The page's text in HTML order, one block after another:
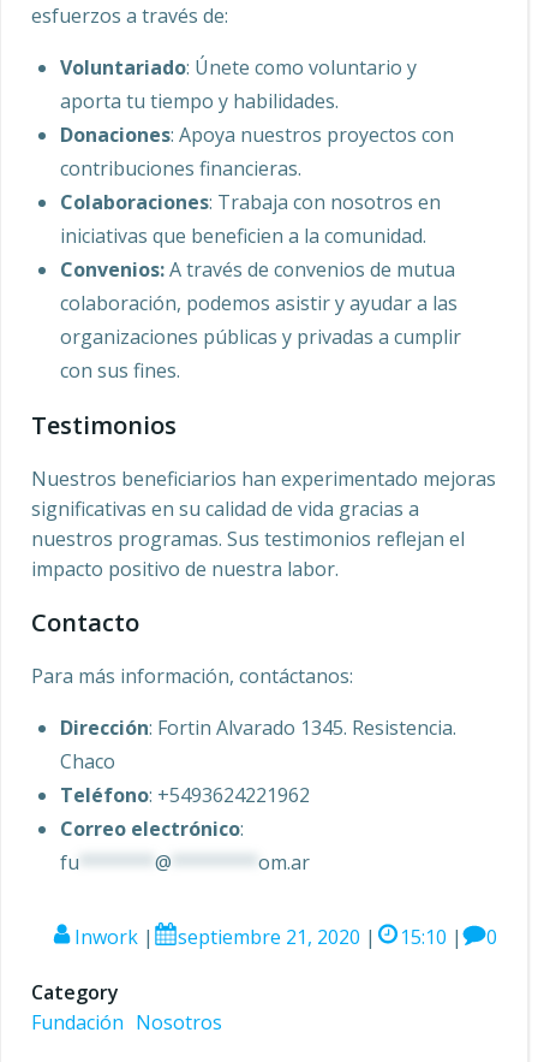
esfuerzos a través de:
Voluntariado: Únete como voluntario y
aporta tu tiempo y habilidades.
Donaciones: Apoya nuestros proyectos con
contribuciones financieras.
Colaboraciones: Trabaja con nosotros en
iniciativas que beneficien a la comunidad.
Convenios:A través de convenios de mutua
colaboración, podemos asistir y ayudar a las
organizaciones públicas y privadas a cumplir
con sus fines.
Testimonios
Nuestros beneficiarios han experimentado mejoras
significativas en su calidad de vida gracias a
nuestros programas. Sus testimonios reflejan el
impacto positivo de nuestra labor.
Contacto
Para más información, contáctanos:
Dirección: Fortin Alvarado 1345. Resistencia.
Chaco
Teléfono: +5493624221962
Correo electrónico:
fu
@ om.ar
Inwork | septiembre 21, 2020 | 15:10 | 0
Category
Fundación Nosotros